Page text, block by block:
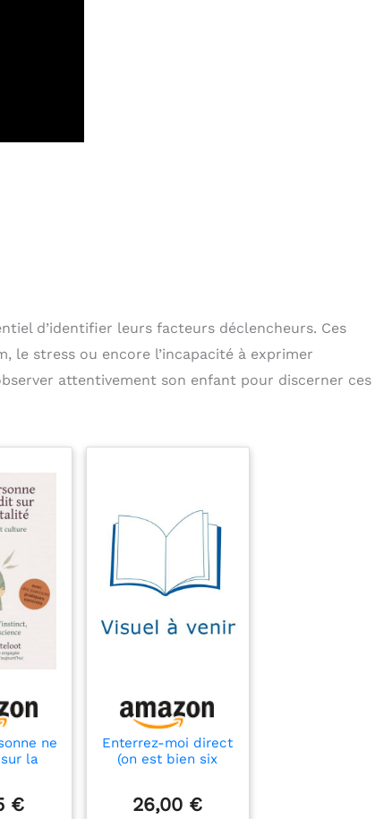
d’identifier leurs facteurs déclencheurs. Ces
le stress ou encore l’incapacité à exprimer
attentivement son enfant pour discerner ces
ne
la
€
Enterrez-moi direct
(on est bien six
grossesse et la
26,00 €